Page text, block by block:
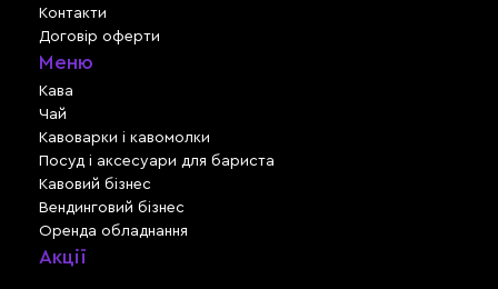
Контакти
Договір оферти
Меню
Кава
Чай
Кавоварки і кавомолки
Посуд і аксесуари для бариста
Кавовий бізнес
Вендинговий бізнес
Оренда обладнання
Акції